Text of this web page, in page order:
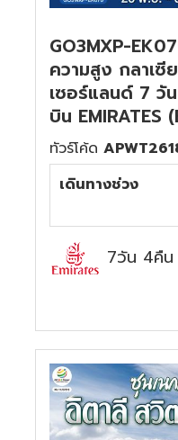
GO3MXP-
ความสูง กลาเ
เซอร์แลนด์ 7 วั
บิน EMIRATES
ทัวร์โค้ด
เดินทางช่วง
7วัน 4คืน